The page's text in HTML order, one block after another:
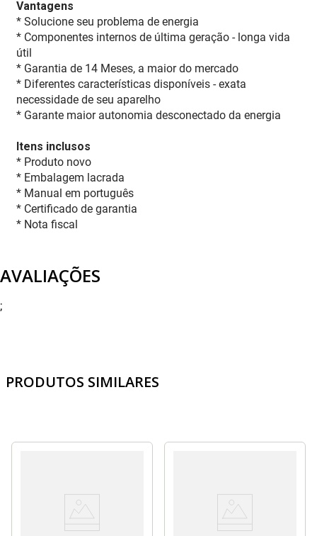
Vantagens
* Solucione seu problema de energia
* Componentes internos de última geração - longa vida
útil
* Garantia de 14 Meses, a maior do mercado
* Diferentes características disponíveis - exata
necessidade de seu aparelho
* Garante maior autonomia desconectado da energia
Itens inclusos
* Produto novo
* Embalagem lacrada
* Manual em português
* Certificado de garantia
* Nota fiscal
AVALIAÇÕES
;
PRODUTOS SIMILARES